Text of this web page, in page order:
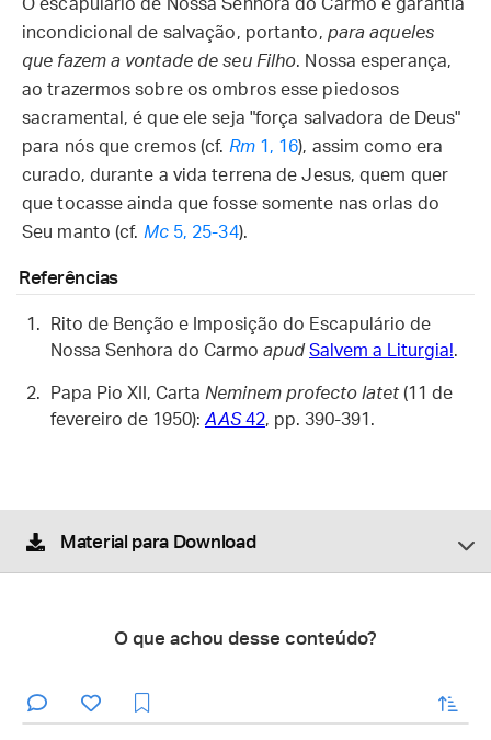
O escapulário de Nossa Senhora do Carmo é garantia
incondicional de salvação, portanto, para aqueles
que fazem a vontade de seu Filho. Nossa esperança,
ao trazermos sobre os ombros esse piedosos
sacramental, é que ele seja "força salvadora de Deus"
para nós que cremos (cf. Rm1, 16), assim como era
curado, durante a vida terrena de Jesus, quem quer
que tocasse ainda que fosse somente nas orlas do
Seu manto (cf. Mc5, 25-34).
Referências
Rito de Benção e Imposição do Escapulário de
Nossa Senhora do Carmo apud Salvem a Liturgia!.
Papa Pio XII, Carta Neminem profecto latet(11 de
fevereiro de 1950): AAS42, pp. 390-391.
Material para Download
O que achou desse conteúdo?
enviar